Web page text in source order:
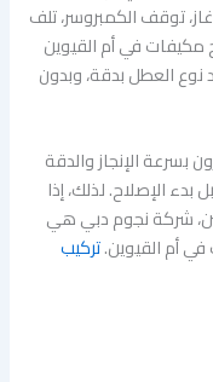
توقف الكمبروسر، تلف
مكيفات في أم القيوين
العطل بدقة، وبدون
بسرعة الإنجاز والدقة
الإصلاح. لذلك، إذا
شركة نجوم دبي هي
أم القيوين.تركيب